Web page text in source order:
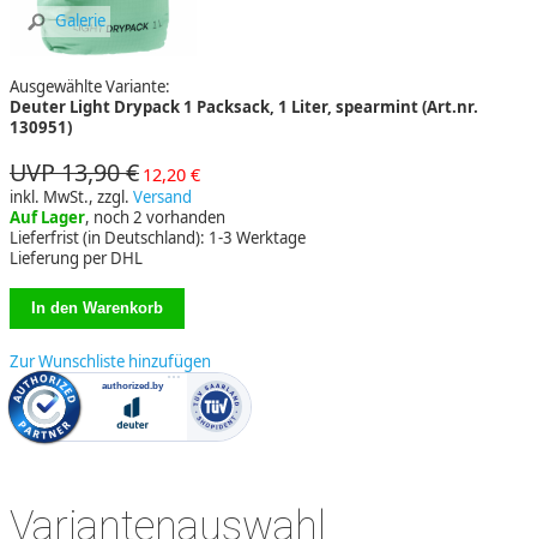
Galerie
Ausgewählte Variante:
Deuter Light Drypack 1 Packsack, 1 Liter, spearmint (Art.nr.
130951)
UVP 13,90 € 12,20 €
inkl. MwSt., zzgl. Versand
Auf Lager, noch 2 vorhanden
Lieferfrist (in Deutschland): 1-3 Werktage
Lieferung per DHL
Zur Wunschliste hinzufügen
Variantenauswahl